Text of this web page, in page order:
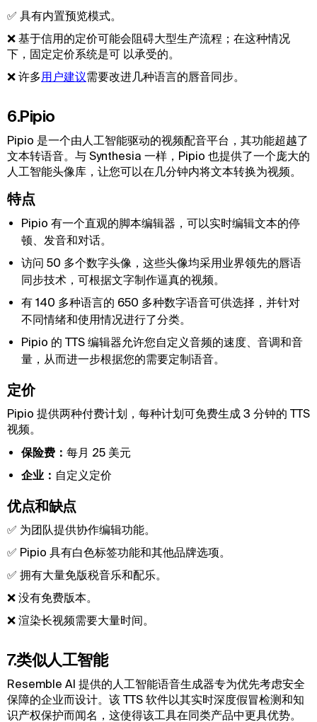
✅ 具有内置预览模式。
❌ 基于信用的定价可能会阻碍大型生产流程；在这种情况
下，固定定价系统是可 以承受的。
❌ 许多用户建议需要改进几种语言的唇音同步。
6.Pipio
Pipio 是一个由人工智能驱动的视频配音平台，其功能超越了
文本转语音。与 Synthesia 一样，Pipio 也提供了一个庞大的
人工智能头像库，让您可以在几分钟内将文本转换为视频。
特点
Pipio 有一个直观的脚本编辑器，可以实时编辑文本的停
顿、发音和对话。
访问 50 多个数字头像，这些头像均采用业界领先的唇语
同步技术，可根据文字制作逼真的视频。
有 140 多种语言的 650 多种数字语音可供选择，并针对
不同情绪和使用情况进行了分类。
Pipio 的 TTS 编辑器允许您自定义音频的速度、音调和音
量，从而进一步根据您的需要定制语音。
定价
Pipio 提供两种付费计划，每种计划可免费生成 3 分钟的 TTS
视频。
保险费： 每月 25 美元
企业： 自定义定价
优点和缺点
✅ 为团队提供协作编辑功能。
✅ Pipio 具有白色标签功能和其他品牌选项。
✅ 拥有大量免版税音乐和配乐。
❌ 没有免费版本。
❌ 渲染长视频需要大量时间。
7.类似人工智能
Resemble AI 提供的人工智能语音生成器专为优先考虑安全
保障的企业而设计。该 TTS 软件以其实时深度假冒检测和知
识产权保护而闻名，这使得该工具在同类产品中更具优势。